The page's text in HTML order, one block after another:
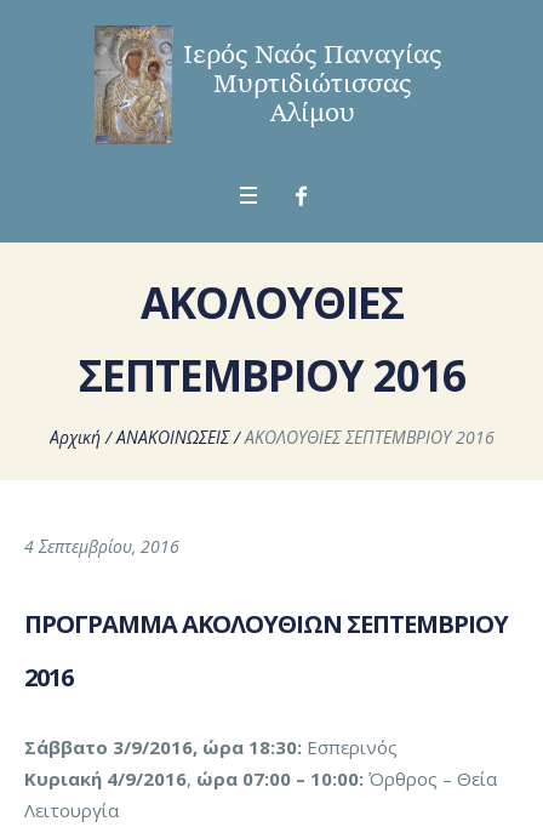
ΑΚΟΛΟΥΘΙΕΣ
ΣΕΠΤΕΜΒΡΙΟΥ 2016
Αρχική /ΑΝΑΚΟΙΝΩΣΕΙΣ /ΑΚΟΛΟΥΘΙΕΣ ΣΕΠΤΕΜΒΡΙΟΥ 2016
4 Σεπτεμβρίου, 2016
ΠΡΟΓΡΑΜΜΑ ΑΚΟΛΟΥΘΙΩΝ ΣΕΠΤΕΜΒΡΙΟΥ
2016
Σάββατο 3/9/2016, ώρα 18:30: Εσπερινός
Κυριακή 4/9/2016, ώρα 07:00 – 10:00: Όρθρος – Θεία
Λειτουργία